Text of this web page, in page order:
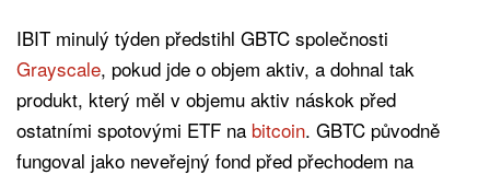
IBIT minulý týden předstihl GBTC společnosti
Grayscale, pokud jde o objem aktiv, a dohnal tak
produkt, který měl v objemu aktiv náskok před
ostatními spotovými ETF na bitcoin. GBTC původně
fungoval jako neveřejný fond před přechodem na